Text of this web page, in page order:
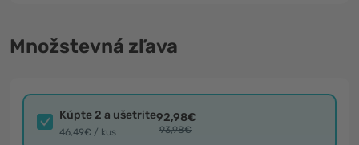
Množstevná zľava
Kúpte 2 a ušetrite
46,49€ / kus
92,98€
93,98€